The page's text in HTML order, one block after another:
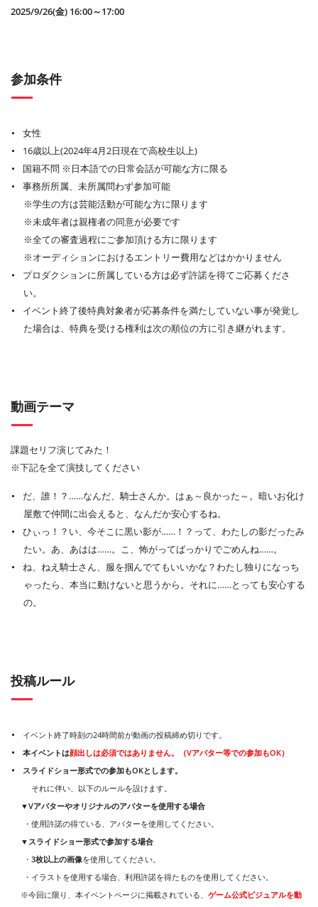
2025/9/26(金) 16:00～17:00
参加条件
女性
16歳以上(2024年4⽉2⽇現在で⾼校⽣以上)
国籍不問 ※⽇本語での⽇常会話が可能な⽅に限る
事務所所属、未所属問わず参加可能
※学⽣の⽅は芸能活動が可能な⽅に限ります
※未成年者は親権者の同意が必要です
※全ての審査過程にご参加頂ける⽅に限ります
※オーディションにおけるエントリー費⽤などはかかりません
プロダクションに所属している方は必ず許諾を得てご応募くださ
い。
イベント終了後特典対象者が応募条件を満たしていない事が発覚し
た場合は、特典を受ける権利は次の順位の方に引き継がれます。
動画テーマ
課題セリフ演じてみた！
※下記を全て演技してください
だ、誰！？……なんだ、騎士さんか。はぁ～良かった～。暗いお化け
屋敷で仲間に出会えると、なんだか安心するね。
ひぃっ！？い、今そこに黒い影が……！？って、わたしの影だったみ
たい。あ、あはは……。こ、怖がってばっかりでごめんね……。
ね、ねえ騎士さん、服を掴んでてもいいかな？わたし独りになっち
ゃったら、本当に動けないと思うから。それに……とっても安心する
の。
投稿ルール
イベント終了時刻の24時間前が動画の投稿締め切りです。
本イベントは顔出しは必須ではありません。（Vアバター等での参加もOK）
スライドショー形式での参加もOKとします。
それに伴い、以下のルールを設けます。
▼Vアバターやオリジナルのアバターを使用する場合
・使用許諾の得ている、アバターを使用してください。
▼スライドショー形式で参加する場合
・ 3枚以上の画像を使用してください。
・イラストを使用する場合、利用許諾を得たものを使用してください。
※今回に限り、本イベントページに掲載されている、 ゲーム公式ビジュアルを動